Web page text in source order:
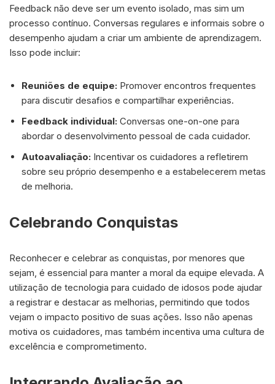
Feedback não deve ser um evento isolado, mas sim um
processo contínuo. Conversas regulares e informais sobre o
desempenho ajudam a criar um ambiente de aprendizagem.
Isso pode incluir:
Reuniões de equipe: Promover encontros frequentes
para discutir desafios e compartilhar experiências.
Feedback individual: Conversas one-on-one para
abordar o desenvolvimento pessoal de cada cuidador.
Autoavaliação: Incentivar os cuidadores a refletirem
sobre seu próprio desempenho e a estabelecerem metas
de melhoria.
Celebrando Conquistas
Reconhecer e celebrar as conquistas, por menores que
sejam, é essencial para manter a moral da equipe elevada. A
utilização de tecnologia para cuidado de idosos pode ajudar
a registrar e destacar as melhorias, permitindo que todos
vejam o impacto positivo de suas ações. Isso não apenas
motiva os cuidadores, mas também incentiva uma cultura de
excelência e comprometimento.